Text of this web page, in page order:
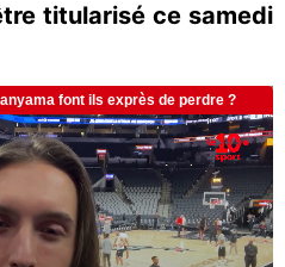
titularisé ce samedi